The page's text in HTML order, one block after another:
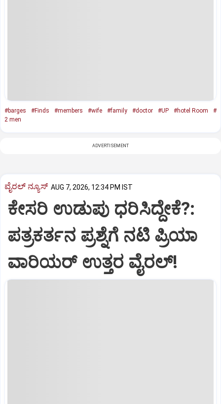
#barges #Finds #members #wife #family #doctor #UP #hotel Room
#
2 men
ADVERTISEMENT
ವೈರಲ್ ನ್ಯೂಸ್ AUG 7, 2026, 12:34 PM IST
ಕೇಸರಿ ಉಡುಪು ಧರಿಸಿದ್ದೇಕೆ?:
ಪತ್ರಕರ್ತನ ಪ್ರಶ್ನೆಗೆ ನಟಿ ಪ್ರಿಯಾ
ವಾರಿಯರ್ ಉತ್ತರ ವೈರಲ್!